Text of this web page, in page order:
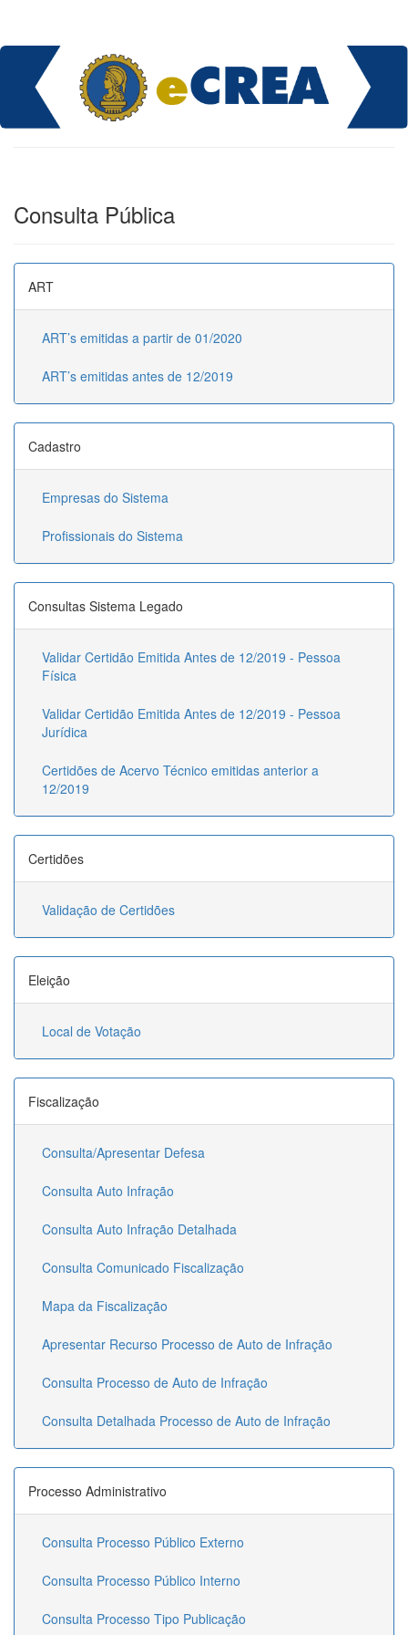
Consulta Pública
ART
ART’s emitidas a partir de 01/2020
ART’s emitidas antes de 12/2019
Cadastro
Empresas do Sistema
Profissionais do Sistema
Consultas Sistema Legado
Validar Certidão Emitida Antes de 12/2019 - Pessoa
Física
Validar Certidão Emitida Antes de 12/2019 - Pessoa
Jurídica
Certidões de Acervo Técnico emitidas anterior a
12/2019
Certidões
Validação de Certidões
Eleição
Local de Votação
Fiscalização
Consulta/Apresentar Defesa
Consulta Auto Infração
Consulta Auto Infração Detalhada
Consulta Comunicado Fiscalização
Mapa da Fiscalização
Apresentar Recurso Processo de Auto de Infração
Consulta Processo de Auto de Infração
Consulta Detalhada Processo de Auto de Infração
Processo Administrativo
Consulta Processo Público Externo
Consulta Processo Público Interno
Consulta Processo Tipo Publicação